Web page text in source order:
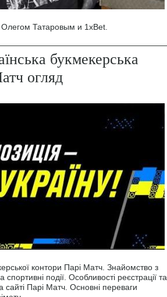
Татаровым и 1xBet.
букмекерська
огляд
контори Парі Матч. Знайомство з
події. Особливості реєстрації та
сайті Парі Матч. Основні переваги